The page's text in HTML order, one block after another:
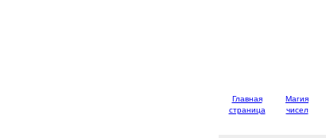
Главная
страница
Магия
чисел